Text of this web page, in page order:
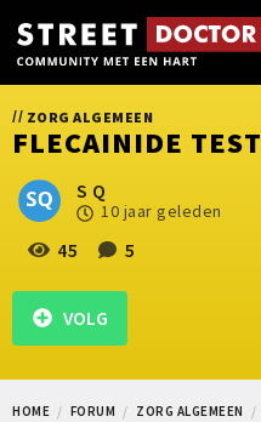
// ZORG ALGEMEEN
FLECAINIDE TEST
S Q
10 jaar geleden
45 5
VOLG
HOME FORUM ZORG ALGEMEEN